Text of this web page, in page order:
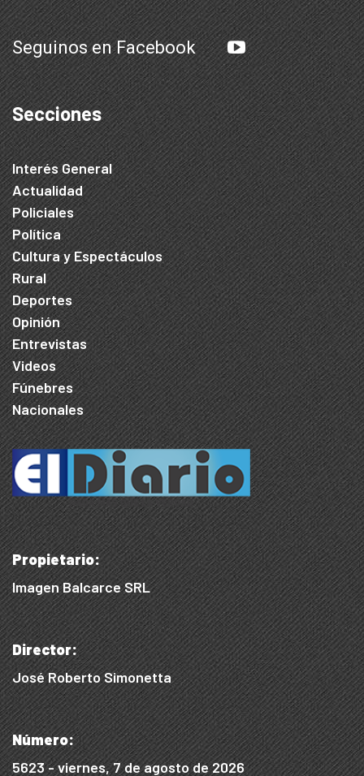
Seguinos en Facebook
Secciones
Interés General
Actualidad
Policiales
Política
Cultura y Espectáculos
Rural
Deportes
Opinión
Entrevistas
Videos
Fúnebres
Nacionales
Propietario:
Imagen Balcarce SRL
Director:
José Roberto Simonetta
Número:
5623 - viernes, 7 de agosto de 2026